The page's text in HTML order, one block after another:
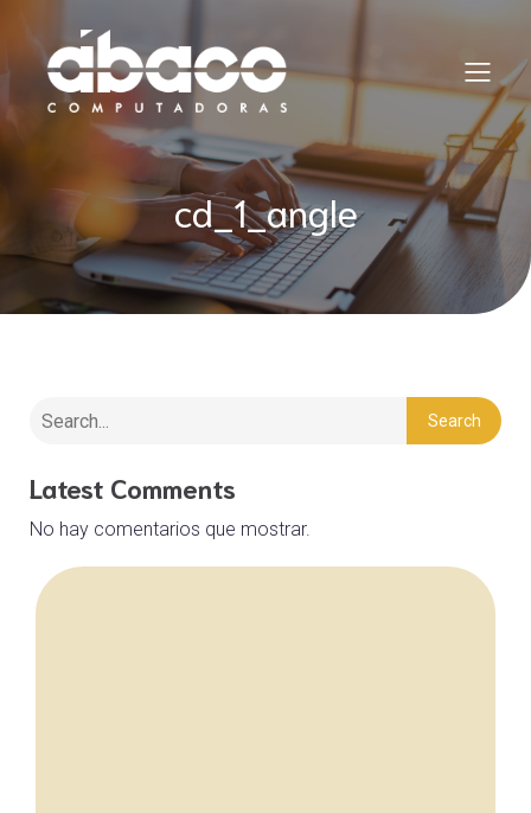
cd_1_angle
Search
Latest Comments
No hay comentarios que mostrar.